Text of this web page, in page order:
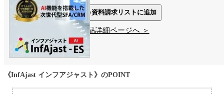
資料請求リストに追加
製品詳細ページへ ＞
《InfAjast インフアジャスト》のPOINT